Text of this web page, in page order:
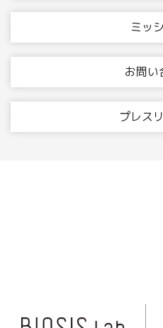
ミッ
お問い
プレス